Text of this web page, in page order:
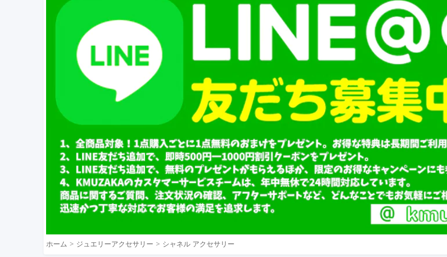
ホーム ジュエリーアクセサリー シャネル アクセサリー